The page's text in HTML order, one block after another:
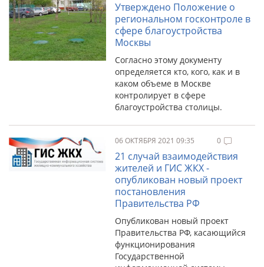
Утверждено Положение о
региональном госконтроле в
сфере благоустройства
Москвы
Согласно этому документу
определяется кто, кого, как и в
каком объеме в Москве
контролирует в сфере
благоустройства столицы.
06 ОКТЯБРЯ 2021 09:35 0
21 случай взаимодействия
жителей и ГИС ЖКХ -
опубликован новый проект
постановления
Правительства РФ
Опубликован новый проект
Правительства РФ, касающийся
функционирования
Государственной